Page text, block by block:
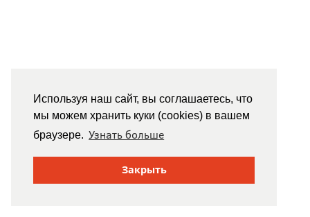
Используя наш сайт, вы соглашаетесь, что
мы можем хранить куки (cookies) в вашем
браузере. Узнать больше
Закрыть